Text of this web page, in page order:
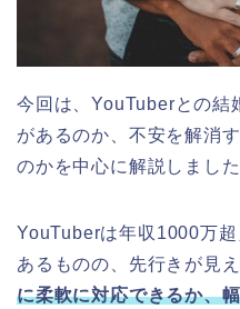
今回は、YouTuberとの結
があるのか、不安を解消
のかを中心に解説しました
YouTuberは年収1000万
あるものの、先行きが見
に柔軟に対応できるか、